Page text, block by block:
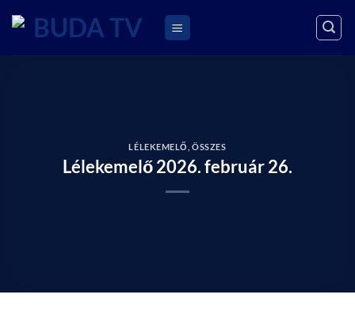
LÉLEKEMELŐ ,ÖSSZES
Lélekemelő 2026. február 26.